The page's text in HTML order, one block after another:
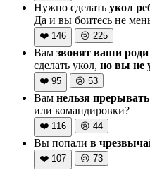
Нужно сделать укол
Да и вы боитесь не
❤️ 146 😢 225
Вам звонят ваши
сделать укол, но вы не
❤️ 95 😢 53
Вам нельзя
или командировки?
❤️ 116 😢 44
Вы попали в
❤️ 107 😢 73